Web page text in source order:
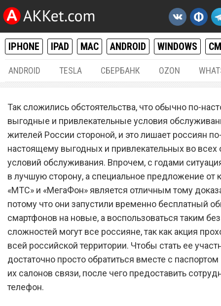
IPHONE IPAD MAC ANDROID WINDOWS
ANDROID TESLA СБЕРБАНК OZON
«МТС» и «МегаФон»
бесплатно меняют старые
смартфоны на новые
Так сложились обстоятельства, что обычно по-
выгодные и привлекательные условия
жителей России стороной, и это лишает россиян
настоящему выгодных и привлекательных во всех
условий обслуживания. Впрочем, с годами
в лучшую сторону, а специальное предложение от
«МТС» и «МегаФон» является отличным тому
потому что они запустили временно бесплатный
смартфонов на новые, а воспользоваться таким
сложностей могут все россияне, так как акция
всей российской территории. Чтобы стать ее
достаточно просто обратиться вместе с
их салонов связи, после чего предоставить
телефон.